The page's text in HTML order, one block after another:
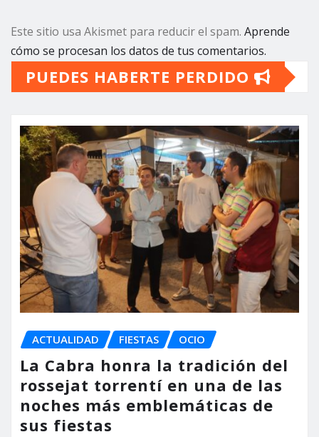
Este sitio usa Akismet para reducir el spam. Aprende
cómo se procesan los datos de tus comentarios.
PUEDES HABERTE PERDIDO
ACTUALIDAD FIESTAS OCIO
La Cabra honra la tradición del
rossejat torrentí en una de las
noches más emblemáticas de
sus fiestas